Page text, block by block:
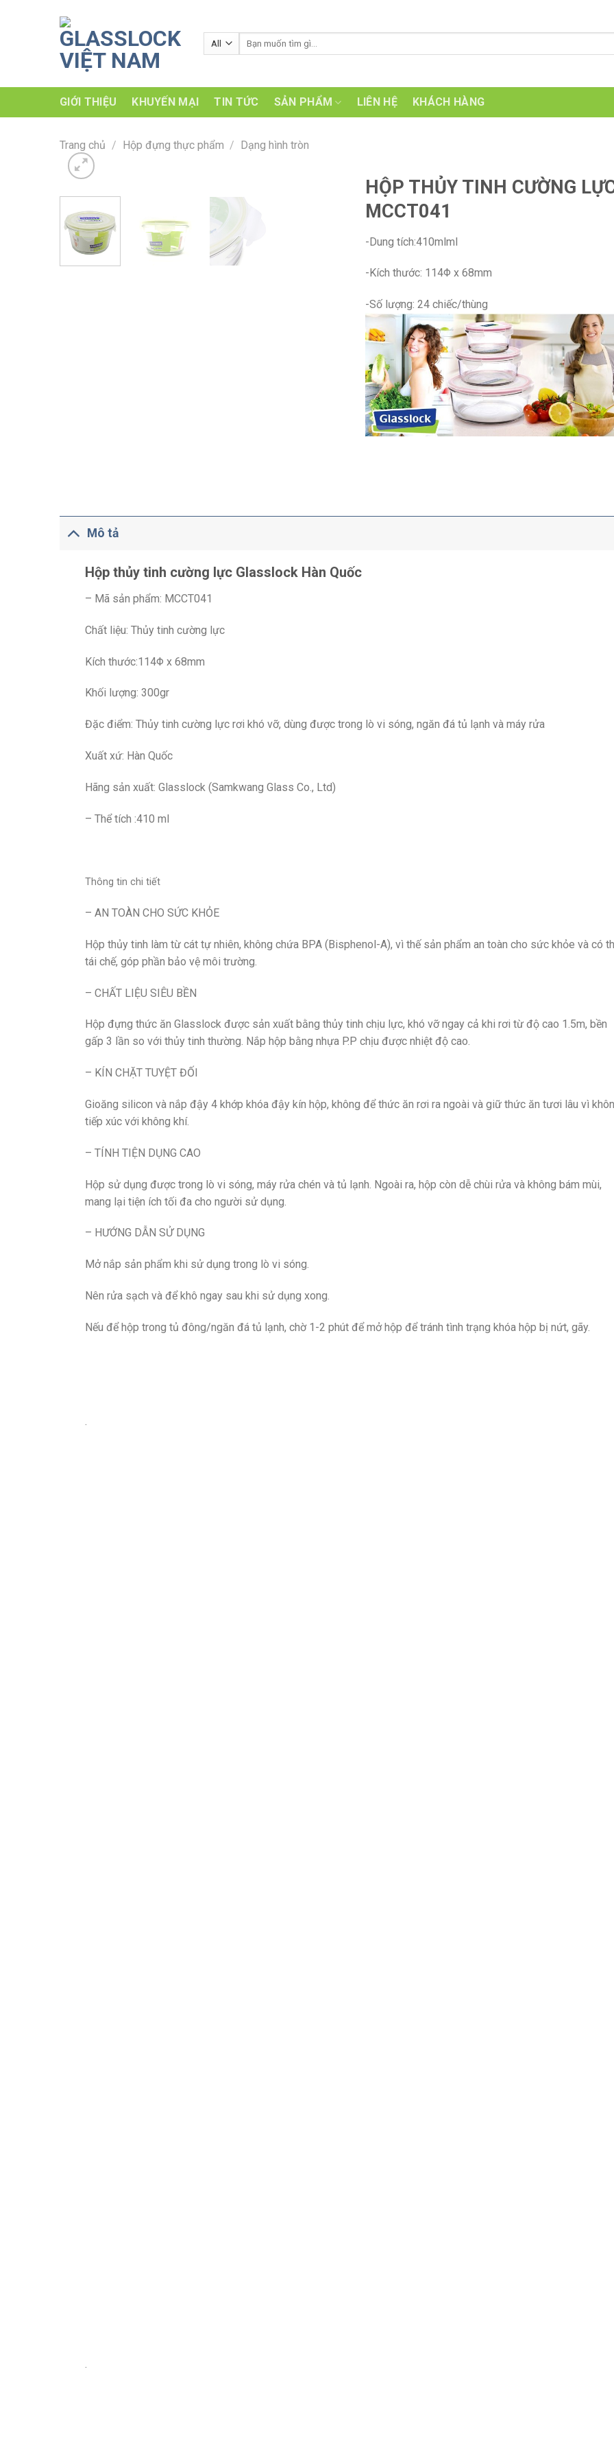
kiếm:
GIỚI THIỆU KHUYẾN MẠI TIN TỨC SẢN PHẨM LIÊN HỆ KHÁCH HÀNG
Trang chủ / Hộp đựng thực phẩm / Dạng hình tròn
HỘP THỦY TINH CƯỜNG
MCCT041
-Dung tích:410mlml
-Kích thước: 114Φ x 68mm
-Số lượng: 24 chiếc/thùng
Mô tả
Hộp thủy tinh cường lực Glasslock Hàn Quốc
– Mã sản phẩm: MCCT041
Chất liệu: Thủy tinh cường lực
Kích thước:114Φ x 68mm
Khối lượng: 300gr
Đặc điểm: Thủy tinh cường lực rơi khó vỡ, dùng được trong lò vi sóng, ngăn đá tủ lạnh và máy rửa
Xuất xứ: Hàn Quốc
Hãng sản xuất: Glasslock (Samkwang Glass Co., Ltd)
– Thể tích :410 ml
Thông tin chi tiết
– AN TOÀN CHO SỨC KHỎE
Hộp thủy tinh làm từ cát tự nhiên, không chứa BPA (Bisphenol-A), vì thế sản phẩm an toàn cho sức khỏe và có
tái chế, góp phần bảo vệ môi trường.
– CHẤT LIỆU SIÊU BỀN
Hộp đựng thức ăn Glasslock được sản xuất bằng thủy tinh chịu lực, khó vỡ ngay cả khi rơi từ độ cao 1.5m, bền
gấp 3 lần so với thủy tinh thường. Nắp hộp bằng nhựa P.P chịu được nhiệt độ cao.
– KÍN CHẶT TUYỆT ĐỐI
Gioăng silicon và nắp đậy 4 khớp khóa đậy kín hộp, không để thức ăn rơi ra ngoài và giữ thức ăn tươi lâu vì
tiếp xúc với không khí.
– TÍNH TIỆN DỤNG CAO
Hộp sử dụng được trong lò vi sóng, máy rửa chén và tủ lạnh. Ngoài ra, hộp còn dễ chùi rửa và không bám mùi,
mang lại tiện ích tối đa cho người sử dụng.
– HƯỚNG DẪN SỬ DỤNG
Mở nắp sản phẩm khi sử dụng trong lò vi sóng.
Nên rửa sạch và để khô ngay sau khi sử dụng xong.
Nếu để hộp trong tủ đông/ngăn đá tủ lạnh, chờ 1-2 phút để mở hộp để tránh tình trạng khóa hộp bị nứt, gãy.
.
.